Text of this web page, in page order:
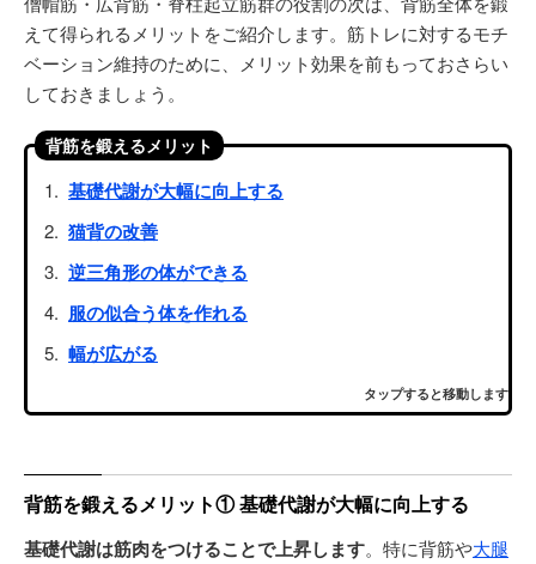
えて得られるメリットをご紹介します。筋トレに対するモチ
ベーション維持のために、メリット効果を前もっておさらい
しておきましょう。
背筋を鍛えるメリット
基礎代謝が大幅に向上する
猫背の改善
逆三角形の体ができる
服の似合う体を作れる
幅が広がる
タップすると移動します
背筋を鍛えるメリット① 基礎代謝が大幅に向上する
基礎代謝は筋肉をつけることで上昇します。特に背筋や大腿